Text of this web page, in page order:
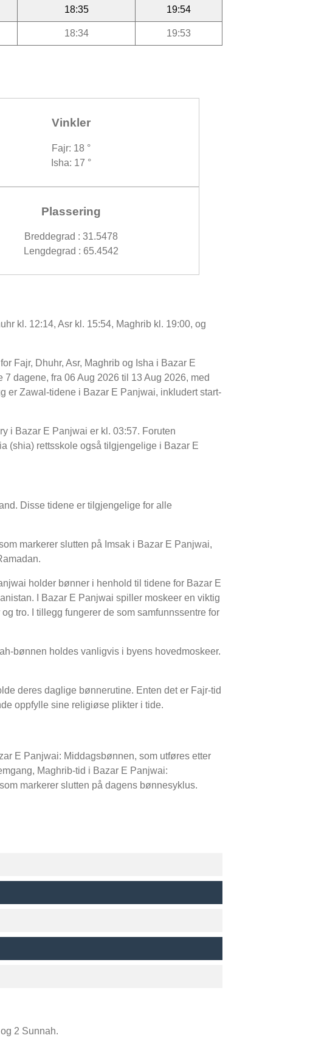
18:35 19:54
18:34 19:53
Vinkler
Fajr: 18 °
Isha: 17 °
Plassering
Breddegrad : 31.5478
Lengdegrad : 65.4542
kl. 12:14, Asr kl. 15:54, Maghrib kl. 19:00, og
Fajr, Dhuhr, Asr, Maghrib og Isha i Bazar E
dagene, fra 06 Aug 2026 til 13 Aug 2026, med
er Zawal-tidene i Bazar E Panjwai, inkludert start-
i Bazar E Panjwai er kl. 03:57. Foruten
(shia) rettsskole også tilgjengelige i Bazar E
Disse tidene er tilgjengelige for alle
markerer slutten på Imsak i Bazar E Panjwai,
holder bønner i henhold til tidene for Bazar E
I Bazar E Panjwai spiller moskeer en viktig
tro. I tillegg fungerer de som samfunnssentre for
bønnen holdes vanligvis i byens hovedmoskeer.
deres daglige bønnerutine. Enten det er Fajr-tid
oppfylle sine religiøse plikter i tide.
E Panjwai: Middagsbønnen, som utføres etter
Maghrib-tid i Bazar E Panjwai:
markerer slutten på dagens bønnesyklus.
2 Sunnah.